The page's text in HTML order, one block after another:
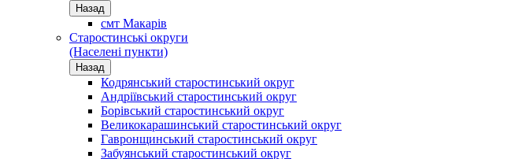
Назад
смт Макарів
Старостинські округи
(Населені пункти)
Назад
Кодрянський старостинський округ
Андріївський старостинський округ
Борівський старостинський округ
Великокарашинський старостинський округ
Гавронщинський старостинський округ
Забуянський старостинський округ